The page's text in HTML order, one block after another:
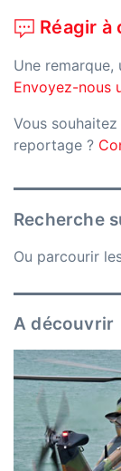
Réagir
Une
Envoyez-nous
Vous
reportage ?
Recherche
Ou parcourir
A découvrir